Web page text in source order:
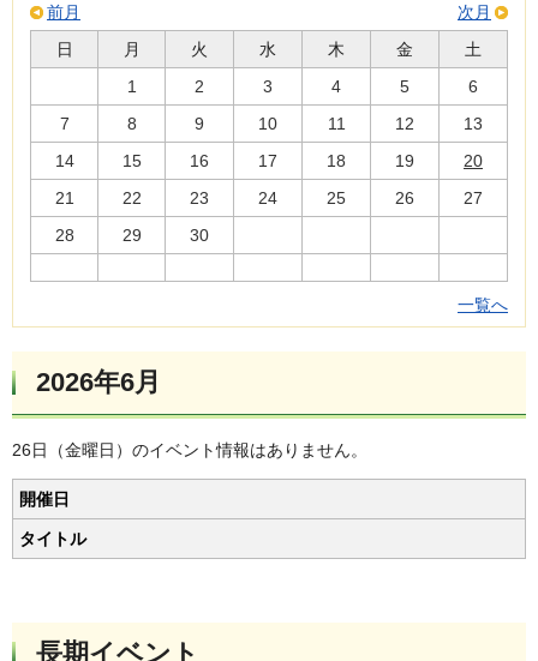
前月
次月
日
月 火 水 木 金
土
1
2 3 4 5
6
7
8 9 10 11 12
13
14
15 16 17 18 19
20
21
22 23 24 25 26
27
28
29 30
一覧へ
2026年6月
26日（金曜日）のイベント情報はありません。
開催日
タイトル
長期イベント